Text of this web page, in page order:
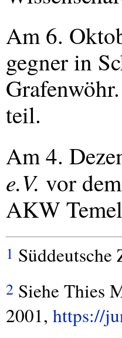
Am 6.
gegner in
teil.
Am 4.
e.V. vor
AKW
1
2 Siehe Thies
2001, https://